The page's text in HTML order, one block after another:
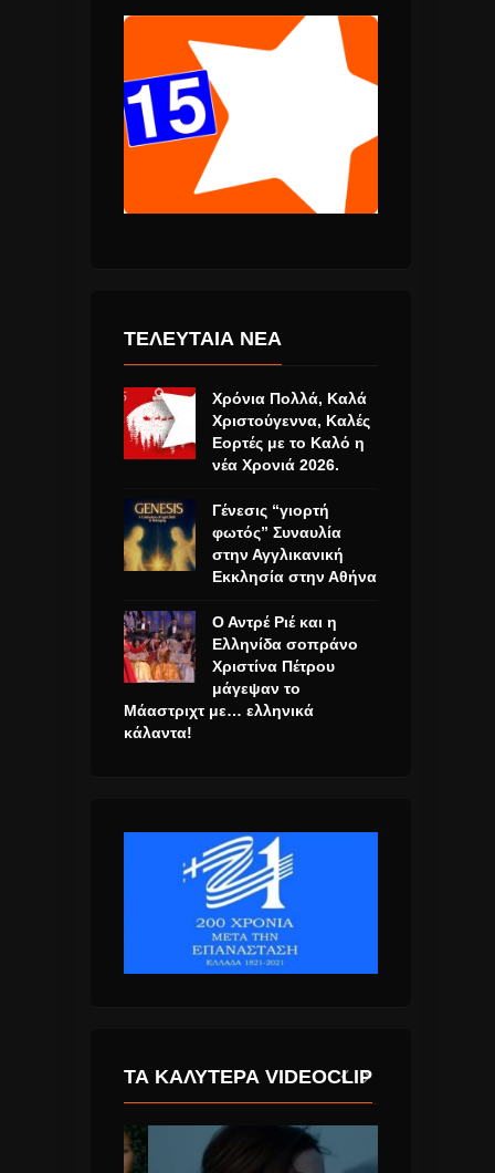
ΤΕΛΕΥΤΑΙΑ ΝΕΑ
Χρόνια Πολλά, Καλά
Χριστούγεννα, Καλές
Εορτές με το Καλό η
νέα Χρονιά 2026.
Γένεσις “γιορτή
φωτός” Συναυλία
στην Αγγλικανική
Εκκλησία στην Αθήνα
Ο Αντρέ Ριέ και η
Ελληνίδα σοπράνο
Χριστίνα Πέτρου
μάγεψαν το
Μάαστριχτ με… ελληνικά
κάλαντα!
ΤΑ ΚΑΛΎΤΕΡΑ VIDEOCLIP